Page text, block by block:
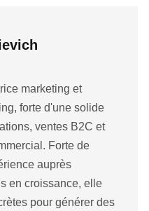
marketing et
forte d'une solide
ventes B2C et
Forte de
auprès
en croissance, elle
pour générer des